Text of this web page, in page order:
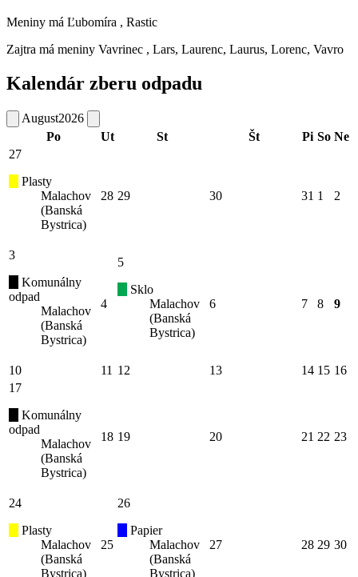
Meniny má Ľubomíra , Rastic
Zajtra má meniny Vavrinec , Lars, Laurenc, Laurus, Lorenc, Vavro
Kalendár zberu odpadu
August2026
Po
Ut St Št Pi So Ne
27
Plasty
Malachov
(Banská
Bystrica)
28 29 30 31 1 2
3
Komunálny
odpad
Malachov
(Banská
Bystrica)
4
5
Sklo
Malachov
(Banská
Bystrica)
6 7 8 9
10 11 12 13 14 15 16
17
Komunálny
odpad
Malachov
(Banská
Bystrica)
18 19 20 21 22 23
24
Plasty
Malachov
(Banská
Bystrica)
25
26
Papier
Malachov
(Banská
Bystrica)
27 28 29 30